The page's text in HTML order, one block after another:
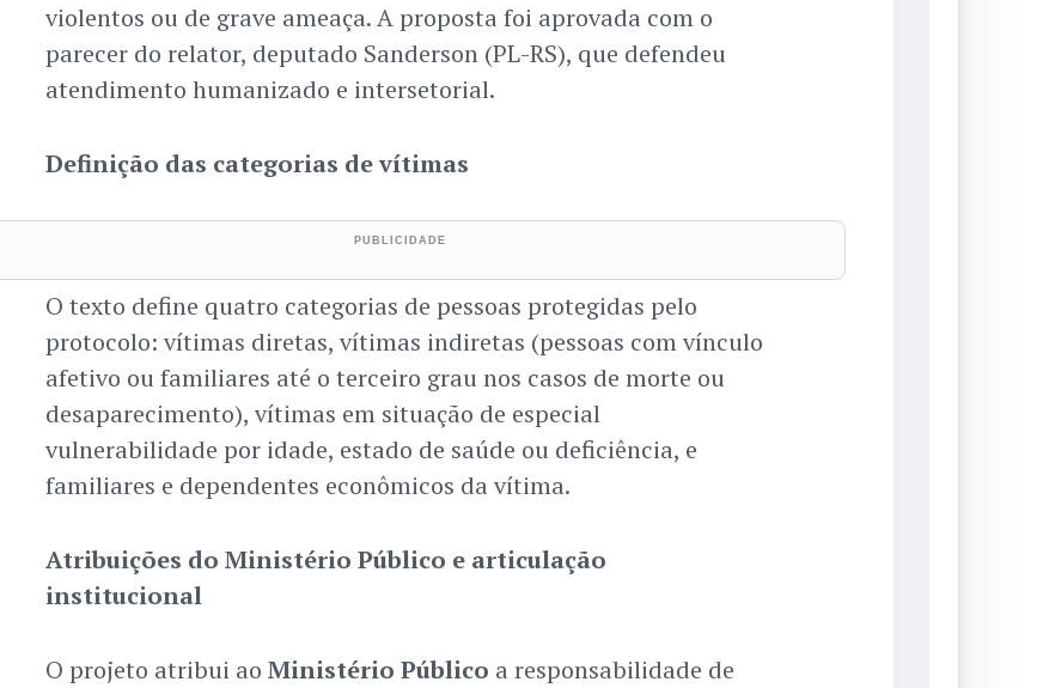
violentos ou de grave ameaça. A proposta foi aprovada com o
parecer do relator, deputado Sanderson (PL-RS), que defendeu
atendimento humanizado e intersetorial.
Definição das categorias de vítimas
O texto define quatro categorias de pessoas protegidas pelo
protocolo: vítimas diretas, vítimas indiretas (pessoas com vínculo
afetivo ou familiares até o terceiro grau nos casos de morte ou
desaparecimento), vítimas em situação de especial
vulnerabilidade por idade, estado de saúde ou deficiência, e
familiares e dependentes econômicos da vítima.
Atribuições do Ministério Público e articulação
institucional
O projeto atribui ao Ministério Público a responsabilidade de